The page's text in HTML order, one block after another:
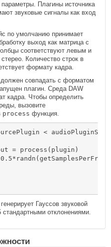
Плагины источника
звуковые сигналы как вход
по умолчанию принимает
выход как матрица с
соответствуют левым и
Количество строк в
формату кадра.
совпадать с форматом
плагин. Среда DAW
кадра. Чтобы определить
вызовите
process функция.
<
= process(plugin)
генерирует Гауссов звуковой
отклонениями.